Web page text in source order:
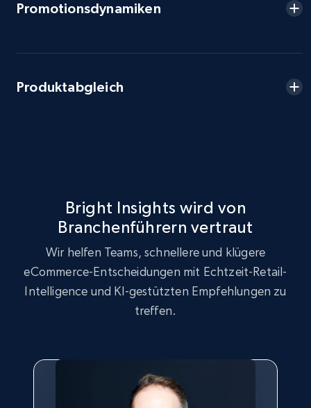
eBay - Gather data on products using
more.
URL, Product id, Title, Seller name, Seller rating,
Seller reviews, Breadcrumbs, Root category, and
more.
359+ Jetzt anfangen
URL, Product id, Title, Seller name, Seller rating,
Seller reviews, Breadcrumbs, Root category, and
Promotionsdynamiken
Produktabgleich
Bright Insights wird von
Branchenführern vertraut
Wir helfen Teams, schnellere und klügere
eCommerce-Entscheidungen mit Echtzeit-Retail-
Intelligence und KI-gestützten Empfehlungen zu
treffen.